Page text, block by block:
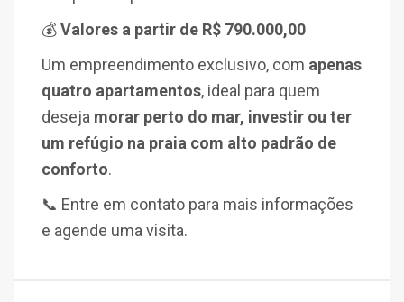
💰Valores a partir de R$ 790.000,00
Um empreendimento exclusivo, com apenas
quatro apartamentos, ideal para quem
deseja morar perto do mar, investir ou ter
um refúgio na praia com alto padrão de
conforto.
📞 Entre em contato para mais informações
e agende uma visita.